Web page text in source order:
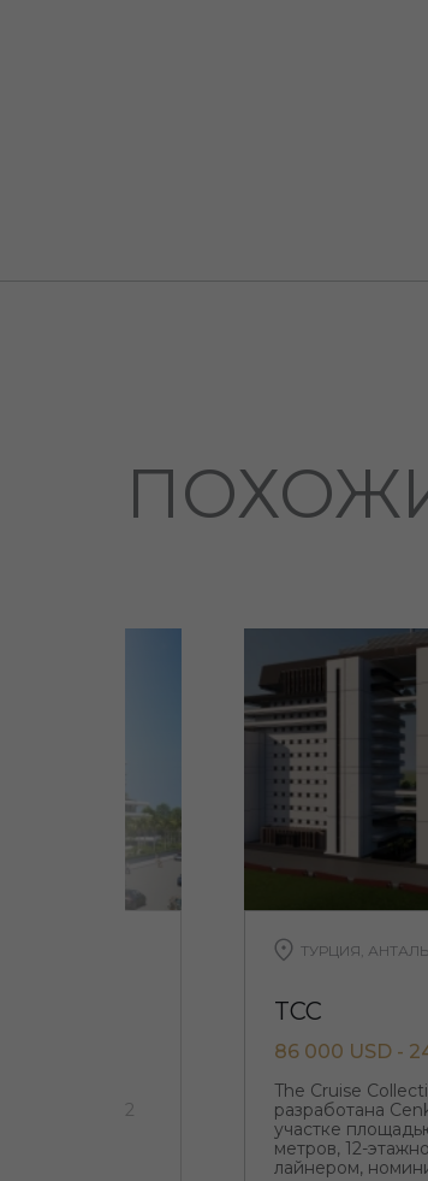
здания в 12
ТУРЦИЯ,
TCC
86 000 USD -
The Cruise
разработана
участке
метров, 12-
лайнером,